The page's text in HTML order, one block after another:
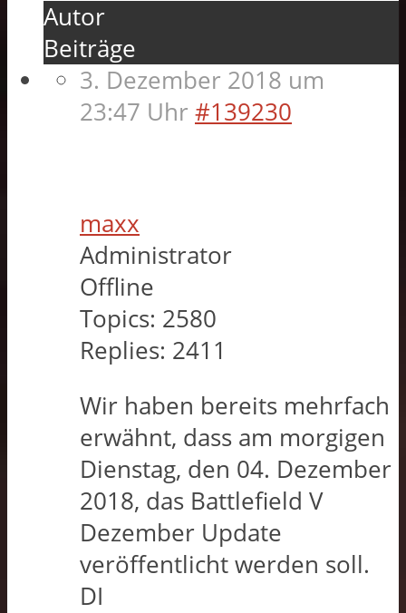
Autor
Beiträge
3. Dezember 2018 um
23:47 Uhr #139230
maxx
Administrator
Offline
Topics: 2580
Replies: 2411
Wir haben bereits mehrfach
erwähnt, dass am morgigen
Dienstag, den 04. Dezember
2018, das Battlefield V
Dezember Update
veröffentlicht werden soll.
DI